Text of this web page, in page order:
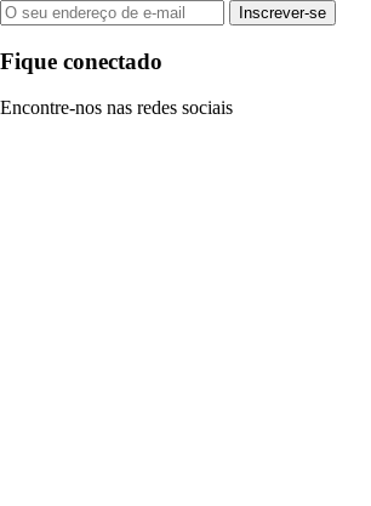
Inscrever-se
Fique conectado
Encontre-nos nas redes sociais